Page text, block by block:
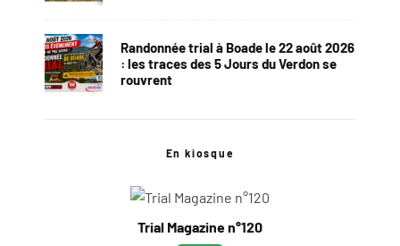
Randonnée trial à Boade le 22 août 2026
: les traces des 5 Jours du Verdon se
rouvrent
En kiosque
Trial Magazine n°120